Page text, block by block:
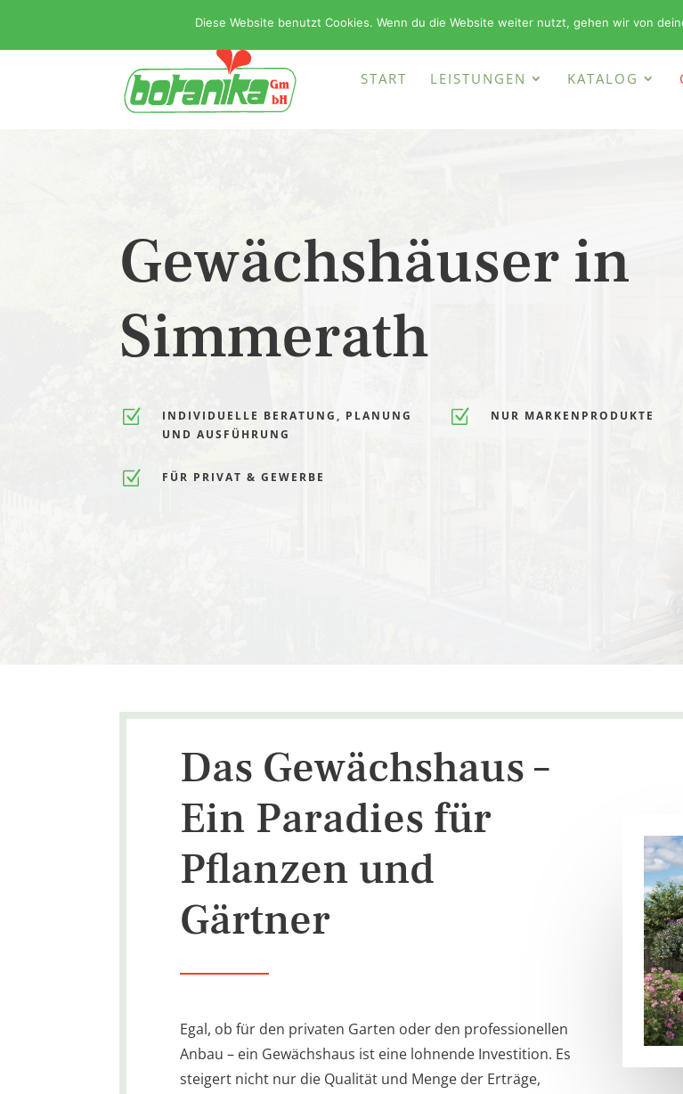
START LEISTUNGEN KATALOG
Gewächshäuser in
Simmerath
Z
INDIVIDUELLE BERATUNG, PLANUNG
UND AUSFÜHRUNG
Z FÜR PRIVAT & GEWERBE
Z NUR MARKENPRODUKTE
Das Gewächshaus –
Ein Paradies für
Pflanzen und
Gärtner
Egal, ob für den privaten Garten oder den professionellen
Anbau – ein Gewächshaus ist eine lohnende Investition. Es
steigert nicht nur die Qualität und Menge der Erträge,
Diese Website benutzt Cookies. Wenn du die Website weiter nutzt, gehen wir von